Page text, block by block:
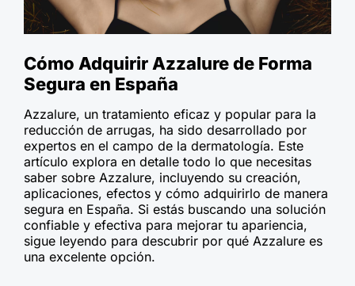
Cómo Adquirir Azzalure de Forma
Segura en España
Azzalure, un tratamiento eficaz y popular para la
reducción de arrugas, ha sido desarrollado por
expertos en el campo de la dermatología. Este
artículo explora en detalle todo lo que necesitas
saber sobre Azzalure, incluyendo su creación,
aplicaciones, efectos y cómo adquirirlo de manera
segura en España. Si estás buscando una solución
confiable y efectiva para mejorar tu apariencia,
sigue leyendo para descubrir por qué Azzalure es
una excelente opción.